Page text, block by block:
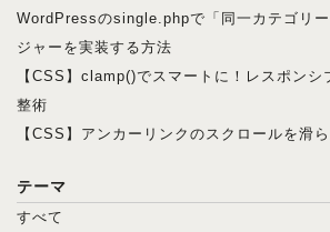
WordPressのsingle.phpで「同一カテゴリ
ジャーを実装する方法
【CSS】clamp()でスマートに！レスポンシ
整術
【CSS】アンカーリンクのスクロールを滑
テーマ
すべて